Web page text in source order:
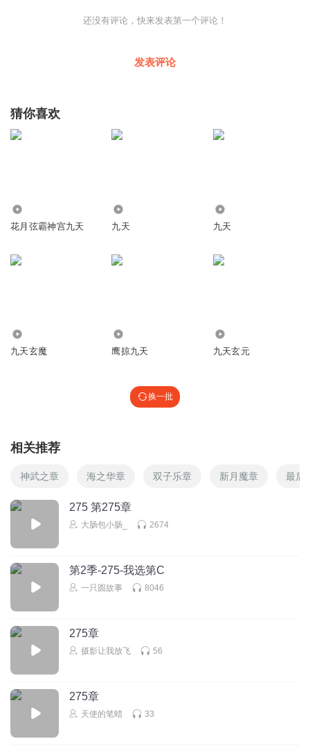
还没有评论，快来发表第一个评论！
发表评论
猜你喜欢
花月弦霸神宫九天 九天 九天
九天玄魔 鹰掠九天 九天玄元
换一批
相关推荐
神武之章 海之华章 双子乐章 新月魔章 最后
275 第275章
大肠包小肠_ 2674
第2季-275-我选第C
一只圆故事 8046
275章
摄影让我放飞 56
275章
天使的笔蜡 33